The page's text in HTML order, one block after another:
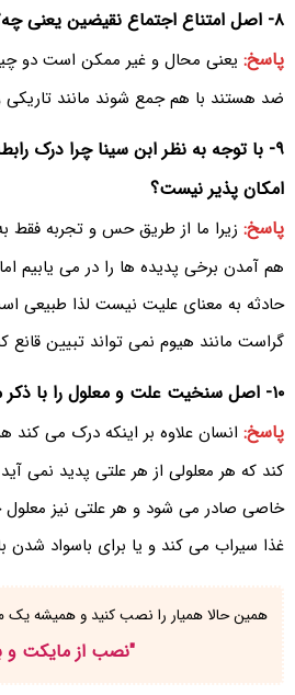
۸- اصل امتناع اجتماع نقیضین یعنی چه؟
پاسخ: یعنی محال و غیر ممکن است دو
ضد هستند با هم جمع شوند مانند تاریکی
۹- با توجه به نظر ابن سینا چرا درک
امکان پذیر نیست؟
پاسخ: زیرا ما از طریق حس و تجربه فقط
هم آمدن برخی پدیده ها را در می یابیم
حادثه به معنای علیت نیست لذا طبیعی
گراست مانند هیوم نمی تواند تبیین قانع
۱۰- اصل سنخیت علت و معلول را با ذکر مثال تعریف کنید.
پاسخ: انسان علاوه بر اینکه درک می کند
کند که هر معلولی از هر علتی پدید نمی
خاصی صادر می شود و هر علتی نیز معلول
غذا سیراب می کند و یا برای باسواد شدن
همین حالا همیار را نصب کنید و همیشه یک
"نصب از مایکت و